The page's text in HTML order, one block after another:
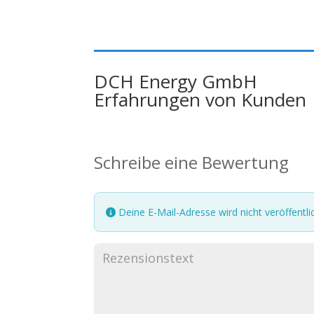
DCH Energy GmbH
Erfahrungen von Kunden
Schreibe eine Bewertung
Deine E-Mail-Adresse wird nicht